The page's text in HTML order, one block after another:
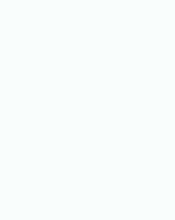
внимание, конечно же